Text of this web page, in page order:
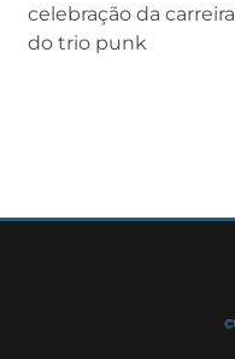
celebração da carreira
do trio punk